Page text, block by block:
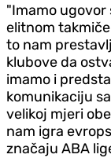
"Imamo ugovor
elitnom
to nam
klubove da
imamo i
komunikaciju
velikoj mjeri
nam igra
značaju ABA